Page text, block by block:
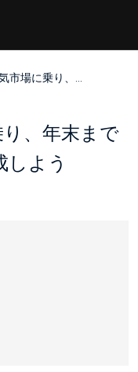
年末商戦：強気市場に乗り、年末までに10,000倍の成長を達成しよう
、年末まで
しよう